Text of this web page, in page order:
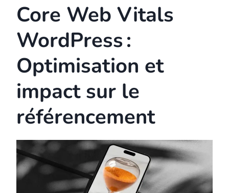
Core Web Vitals
WordPress :
Optimisation et
impact sur le
référencement